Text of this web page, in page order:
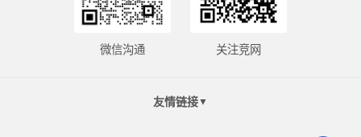
微信沟通 关注竞网
友情链接▼